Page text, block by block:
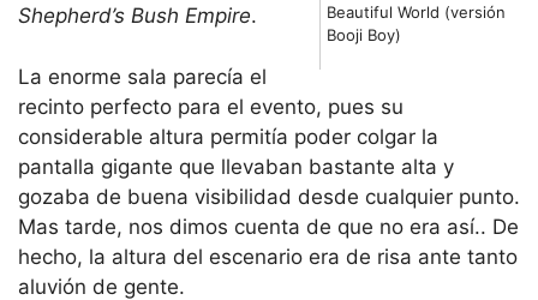
Beautiful World (versión
Booji Boy)
Shepherd’s Bush Empire.
La enorme sala parecía el
recinto perfecto para el evento, pues su
considerable altura permitía poder colgar la
pantalla gigante que llevaban bastante alta y
gozaba de buena visibilidad desde cualquier punto.
Mas tarde, nos dimos cuenta de que no era así.. De
hecho, la altura del escenario era de risa ante tanto
aluvión de gente.